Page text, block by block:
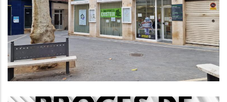
Funcionari Del Consell Comarcal
Del Baix Penedès
Altres